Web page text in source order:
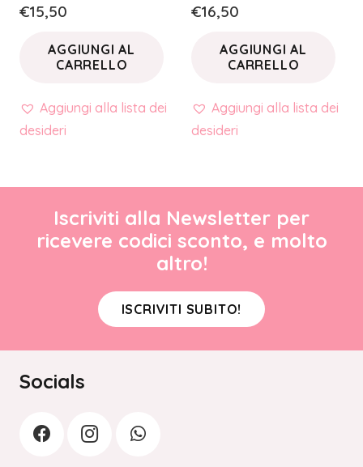
€15,50
AGGIUNGI AL
CARRELLO
Aggiungi alla lista dei
desideri
€16,50
AGGIUNGI AL
CARRELLO
Aggiungi alla lista dei
desideri
Iscriviti alla Newsletter per
ricevere codici sconto, e molto
altro!
ISCRIVITI SUBITO!
Socials